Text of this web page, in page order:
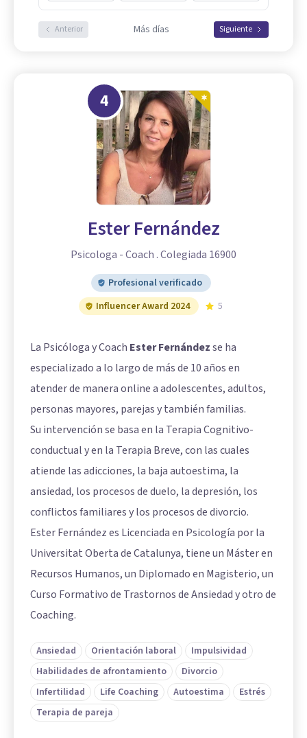
Anterior Más días Siguiente
4
Ester Fernández
Psicologa - Coach . Colegiada 16900
Profesional verificado
Influencer Award 2024
5
La Psicóloga y Coach Ester Fernándezse ha
especializado a lo largo de más de 10 años en
atender de manera online a adolescentes, adultos,
personas mayores, parejas y también familias.
Su intervención se basa en la Terapia Cognitivo-
conductual y en la Terapia Breve, con las cuales
atiende las adicciones, la baja autoestima, la
ansiedad, los procesos de duelo, la depresión, los
conflictos familiares y los procesos de divorcio.
Ester Fernández es Licenciada en Psicología por la
Universitat Oberta de Catalunya, tiene un Máster en
Recursos Humanos, un Diplomado en Magisterio, un
Curso Formativo de Trastornos de Ansiedad y otro de
Coaching.
Ansiedad Orientación laboral
Impulsividad
Habilidades de afrontamiento
Divorcio
Infertilidad
Life Coaching Autoestima
Estrés
Terapia de pareja